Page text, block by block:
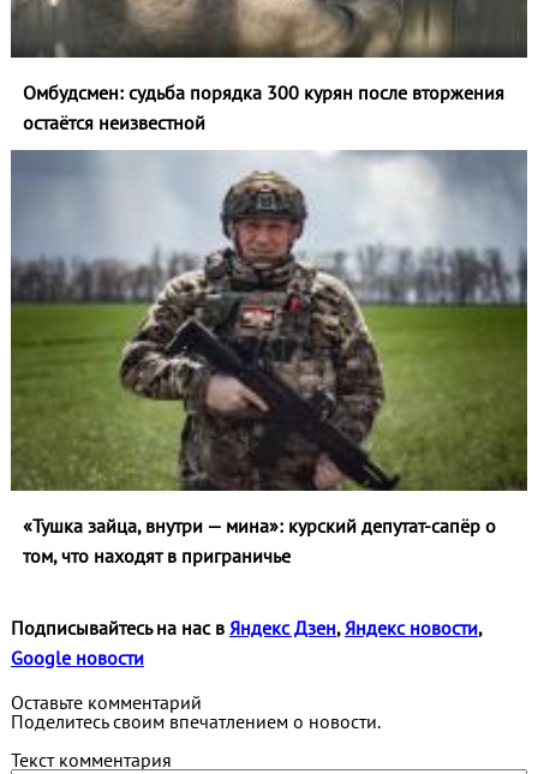
Омбудсмен: судьба порядка 300 курян после вторжения
остаётся неизвестной
«Тушка зайца, внутри — мина»: курский депутат-сапёр о
том, что находят в приграничье
Подписывайтесь на нас в Яндекс Дзен,Яндекс новости,
Google новости
Оставьте комментарий
Поделитесь своим впечатлением о новости.
Текст комментария